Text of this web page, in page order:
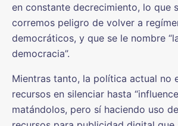
en constante decrecimiento, lo que
corremos peligro de volver a
democráticos, y que se le nombre
democracia”.
Mientras tanto, la política actual no
recursos en silenciar hasta
matándolos, pero sí haciendo uso